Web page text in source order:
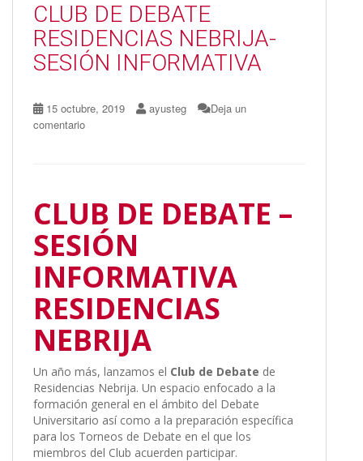
k r
CLUB DE DEBATE
RESIDENCIAS NEBRIJA-
SESIÓN INFORMATIVA
15 octubre, 2019 ayusteg
Deja un
comentario
CLUB DE DEBATE –
SESIÓN
INFORMATIVA
RESIDENCIAS
NEBRIJA
Un año más, lanzamos el Club de Debate de
Residencias Nebrija. Un espacio enfocado a la
formación general en el ámbito del Debate
Universitario así como a la preparación específica
para los Torneos de Debate en el que los
miembros del Club acuerden participar.